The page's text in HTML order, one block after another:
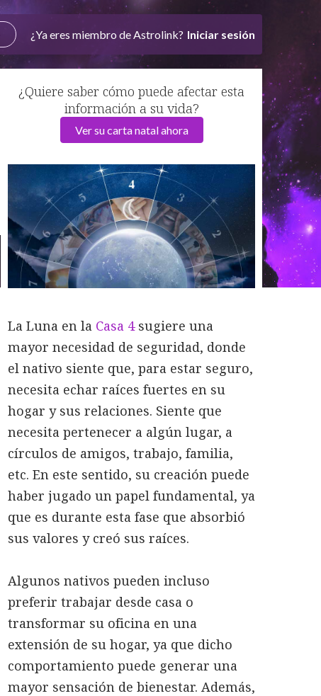
¿Ya eres miembro de Astrolink? Iniciar sesión
¿Quiere saber cómo puede afectar esta
información a su vida?
Ver su carta natal ahora
La Luna en la Casa 4sugiere una
mayor necesidad de seguridad, donde
el nativo siente que, para estar seguro,
necesita echar raíces fuertes en su
hogar y sus relaciones. Siente que
necesita pertenecer a algún lugar, a
círculos de amigos, trabajo, familia,
etc. En este sentido, su creación puede
haber jugado un papel fundamental, ya
que es durante esta fase que absorbió
sus valores y creó sus raíces.
Algunos nativos pueden incluso
preferir trabajar desde casa o
transformar su oficina en una
extensión de su hogar, ya que dicho
comportamiento puede generar una
mayor sensación de bienestar. Además,